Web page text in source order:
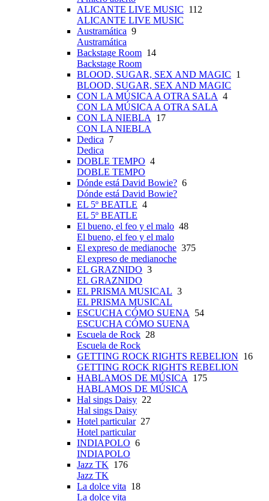
ALICANTE LIVE MUSIC 112
ALICANTE LIVE MUSIC
Austramática 9
Austramática
Backstage Room 14
Backstage Room
BLOOD, SUGAR, SEX AND MAGIC 1
BLOOD, SUGAR, SEX AND MAGIC
CON LA MÚSICA A OTRA SALA 4
CON LA MÚSICA A OTRA SALA
CON LA NIEBLA
17
CON LA NIEBLA
Dedica 7
Dedica
DOBLE TEMPO 4
DOBLE TEMPO
Dónde está David Bowie? 6
Dónde está David Bowie?
EL 5º BEATLE 4
EL 5º BEATLE
El bueno, el feo y el malo 48
El bueno, el feo y el malo
El expreso de medianoche 375
El expreso de medianoche
EL GRAZNIDO 3
EL GRAZNIDO
EL PRISMA MUSICAL 3
EL PRISMA MUSICAL
ESCUCHA CÓMO SUENA
54
ESCUCHA CÓMO SUENA
Escuela de Rock 28
Escuela de Rock
GETTING ROCK RIGHTS REBELION 16
GETTING ROCK RIGHTS REBELION
HABLAMOS DE MÚSICA
175
HABLAMOS DE MÚSICA
Hal sings Daisy 22
Hal sings Daisy
Hotel particular27
Hotel particular
INDIAPOLO 6
INDIAPOLO
Jazz TK 176
Jazz TK
La dolce vita 18
La dolce vita